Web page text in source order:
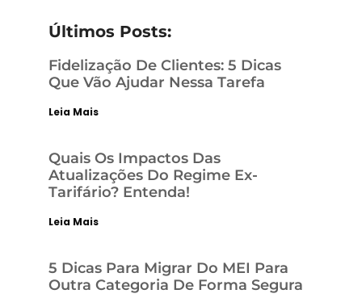
Últimos Posts:
Fidelização De Clientes: 5 Dicas
Que Vão Ajudar Nessa Tarefa
Leia Mais
Quais Os Impactos Das
Atualizações Do Regime Ex-
Tarifário? Entenda!
Leia Mais
5 Dicas Para Migrar Do MEI Para
Outra Categoria De Forma Segura